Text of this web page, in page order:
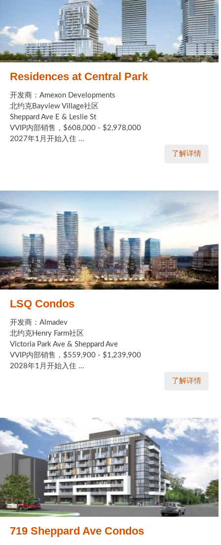
Residences at Central Park
开发商：Amexon Developments
北约克Bayview Village社区
Sheppard Ave E & Leslie St
VVIP内部销售，$608,000 - $2,978,000
2027年1月开始入住 ...
了解详情
LSQ Condos
开发商：Almadev
北约克Henry Farm社区
Victoria Park Ave & Sheppard Ave
VVIP内部销售，$559,900 - $1,239,900
2028年1月开始入住 ...
了解详情
719 Sheppard Ave Condos